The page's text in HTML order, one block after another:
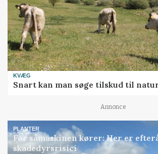
KVÆG
Snart kan man søge tilskud til
Annonce
PLANTER
Før såmaskinen kører: Her er
skadedyrsrisici